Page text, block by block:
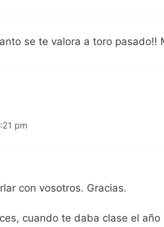
se te valora a toro pasado!!
pm
con vosotros. Gracias.
cuando te daba clase el